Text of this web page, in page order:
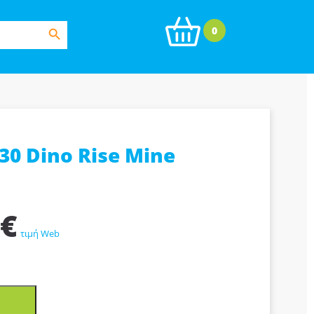
Search Button
0
Dino Rise Mine
€ τρέχουσα
τιμή Web